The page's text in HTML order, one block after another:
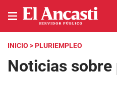
INICIO > PLURIEMPLEO
Noticias